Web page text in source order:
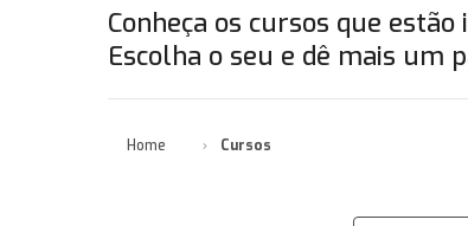
Conheça os cursos que
Escolha o seu e dê mais um
Home Cursos